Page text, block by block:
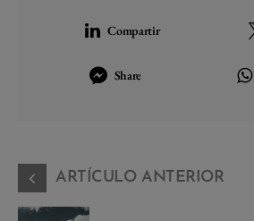
Compartir
Share
ARTÍCULO ANTERIOR